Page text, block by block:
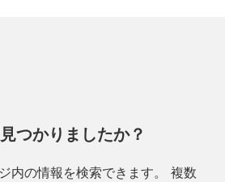
つかりましたか？
内の情報を検索できます。 複数